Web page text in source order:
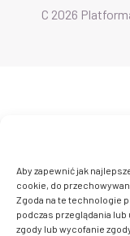
Aby zapewnić jak
cookie, do
Zgoda na te technologie
podczas przeglądania
zgody lub wycofanie
C 2026